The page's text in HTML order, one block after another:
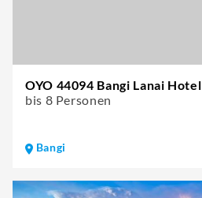
OYO 44094 Bangi Lanai Hotel
bis 8 Personen
Bangi